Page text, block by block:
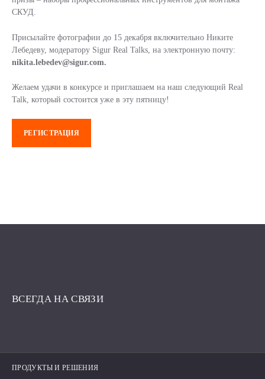
СКУД.
Присылайте фотографии до 15 декабря включительно Никите
Лебедеву, модератору Sigur Real Talks, на электронную почту:
nikita.lebedev@sigur.com.
Желаем удачи в конкурсе и приглашаем на наш следующий Real
Talk, который состоится уже в эту пятницу!
РЕГИСТРАЦИЯ
ВСЕГДА НА СВЯЗИ
ПРОДУКТЫ И РЕШЕНИЯ